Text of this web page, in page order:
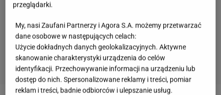
przeglądarki.
My, nasi Zaufani Partnerzy i Agora S.A. możemy przetwarzać
dane osobowe w następujących celach:
Użycie dokładnych danych geolokalizacyjnych. Aktywne
skanowanie charakterystyki urządzenia do celów
identyfikacji. Przechowywanie informacji na urządzeniu lub
dostęp do nich. Spersonalizowane reklamy i treści, pomiar
reklam i treści, badnie odbiorców i ulepszanie usług.